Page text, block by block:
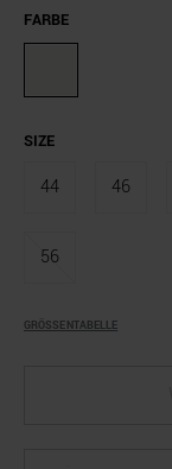
FARBE
SIZE
44 46
56
GRÖSSENTABELLE